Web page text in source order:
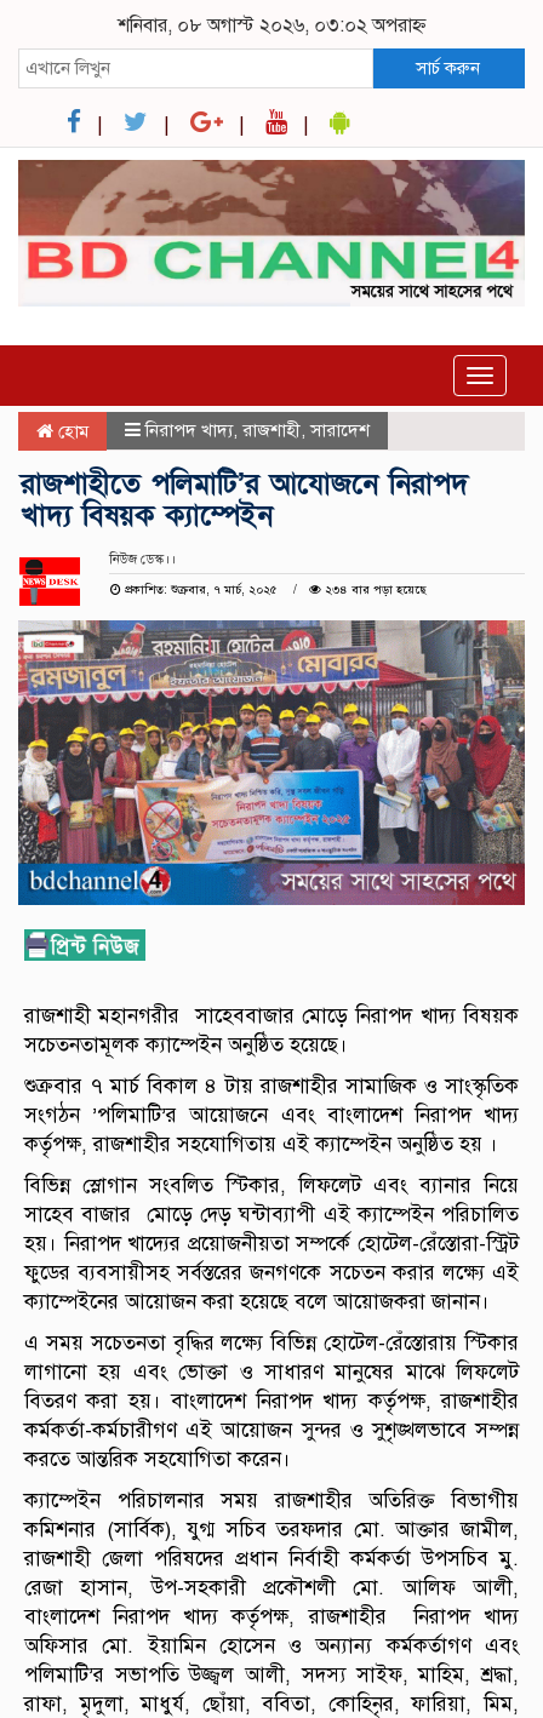
শনিবার, ০৮ অগাস্ট ২০২৬, ০৩:০২ অপরাহ্ন
সার্চ করুন
Toggle
হোম নিরাপদ খাদ্য, রাজশাহী,সারাদেশ
রাজশাহীতে পলিমাটি’র আযোজনে নিরাপদ
খাদ্য বিষয়ক ক্যাম্পেইন
নিউজ ডেস্ক।।
প্রকাশিত: শুক্রবার, ৭ মার্চ, ২০২৫
২৩৪ বার পড়া হয়েছে
রাজশাহী মহানগরীর সাহেববাজার মোড়ে নিরাপদ খাদ্য বিষয়ক
সচেতনতামূলক ক্যাম্পেইন অনুষ্ঠিত হয়েছে।
শুক্রবার ৭ মার্চ বিকাল ৪ টায় রাজশাহীর সামাজিক ও সাংস্কৃতিক
সংগঠন ’পলিমাটি’র আয়োজনে এবং বাংলাদেশ নিরাপদ খাদ্য
কর্তৃপক্ষ, রাজশাহীর সহযোগিতায় এই ক্যাম্পেইন অনুষ্ঠিত হয় ।
বিভিন্ন স্লোগান সংবলিত স্টিকার, লিফলেট এবং ব্যানার নিয়ে
সাহেব বাজার মোড়ে দেড় ঘন্টাব্যাপী এই ক্যাম্পেইন পরিচালিত
হয়। নিরাপদ খাদ্যের প্রয়োজনীয়তা সম্পর্কে হোটেল-রেঁস্তোরা-স্ট্রিট
ফুডের ব্যবসায়ীসহ সর্বস্তরের জনগণকে সচেতন করার লক্ষ্যে এই
ক্যাম্পেইনের আয়োজন করা হয়েছে বলে আয়োজকরা জানান।
এ সময় সচেতনতা বৃদ্ধির লক্ষ্যে বিভিন্ন হোটেল-রেঁস্তোরায় স্টিকার
লাগানো হয় এবং ভোক্তা ও সাধারণ মানুষের মাঝে লিফলেট
বিতরণ করা হয়। বাংলাদেশ নিরাপদ খাদ্য কর্তৃপক্ষ, রাজশাহীর
কর্মকর্তা-কর্মচারীগণ এই আয়োজন সুন্দর ও সুশৃঙ্খলভাবে সম্পন্ন
করতে আন্তরিক সহযোগিতা করেন।
ক্যাম্পেইন পরিচালনার সময় রাজশাহীর অতিরিক্ত বিভাগীয়
কমিশনার (সার্বিক), যুগ্ম সচিব তরফদার মো. আক্তার জামীল,
রাজশাহী জেলা পরিষদের প্রধান নির্বাহী কর্মকর্তা উপসচিব মু.
রেজা হাসান, উপ-সহকারী প্রকৌশলী মো. আলিফ আলী,
বাংলাদেশ নিরাপদ খাদ্য কর্তৃপক্ষ, রাজশাহীর নিরাপদ খাদ্য
অফিসার মো. ইয়ামিন হোসেন ও অন্যান্য কর্মকর্তাগণ এবং
পলিমাটি’র সভাপতি উজ্জ্বল আলী, সদস্য সাইফ, মাহিম, শ্রদ্ধা,
রাফা, মৃদুলা, মাধুর্য, ছোঁয়া, ববিতা, কোহিনৃর, ফারিয়া, মিম,